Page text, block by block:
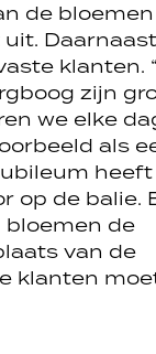
de bloemen
uit. Daarnaast
klanten.
zijn
we elke
als
op de balie.
bloemen de
van de
klanten